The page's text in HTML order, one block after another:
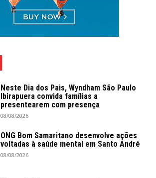
Neste Dia dos Pais, Wyndham São Paulo
Ibirapuera convida famílias a
presentearem com presença
08/08/2026
ONG Bom Samaritano desenvolve ações
voltadas à saúde mental em Santo André
08/08/2026